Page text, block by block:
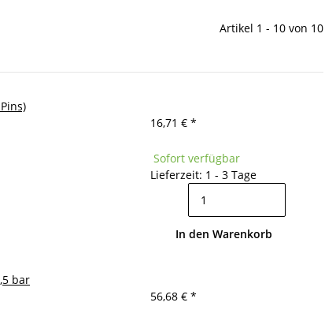
Artikel 1 - 10 von 10
16,71 € *
Sofort verfügbar
Lieferzeit: 1 - 3 Tage
In den Warenkorb
bar
56,68 € *